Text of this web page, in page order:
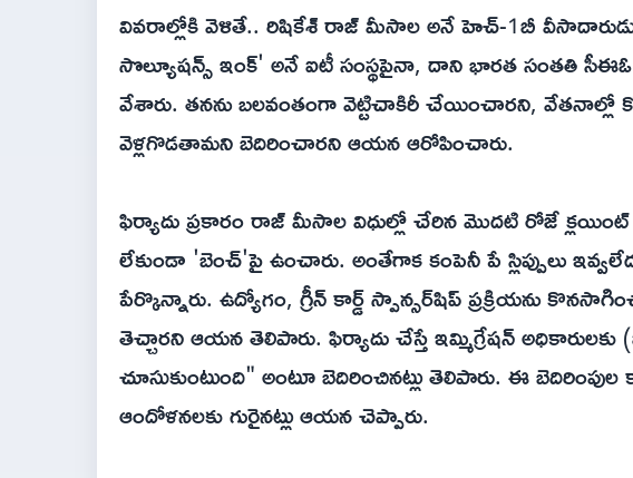
వివరాల్లోకి వెళితే.. రిషికేశ్ రాజ్ మీసాల అనే హెచ్-1బీ
సొల్యూషన్స్ ఇంక్' అనే ఐటీ సంస్థపైనా, దాని భారత సంతతి
వేశారు. తనను బలవంతంగా వెట్టిచాకిరీ చేయించారని, వేతనాల్లో
వెళ్లగొడతామని బెదిరించారని ఆయన ఆరోపించారు.
ఫిర్యాదు ప్రకారం రాజ్ మీసాల విధుల్లో చేరిన మొదటి రోజే క్లయింట్
లేకుండా 'బెంచ్‌'పై ఉంచారు. అంతేగాక‌ కంపెనీ పే స్లిప్పులు
పేర్కొన్నారు. ఉద్యోగం, గ్రీన్ కార్డ్ స్పాన్సర్‌షిప్ ప్రక్రియను
తెచ్చారని ఆయ‌న తెలిపారు. ఫిర్యాదు చేస్తే ఇమ్మిగ్రేషన్
చూసుకుంటుంది" అంటూ బెదిరించినట్లు తెలిపారు. ఈ
ఆందోళనలకు గురైనట్లు ఆయన చెప్పారు.